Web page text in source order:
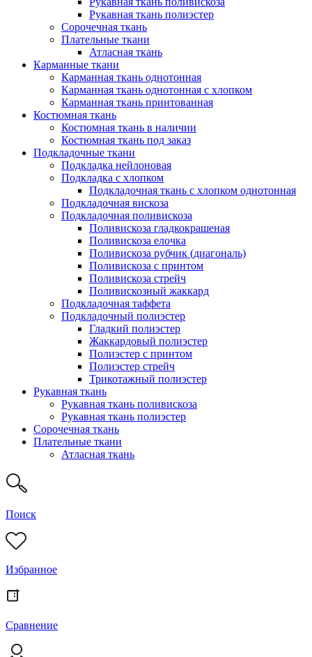
Рукавная ткань полиэстер
Сорочечная ткань
Плательные ткани
Атласная ткань
Карманные ткани
Карманная ткань однотонная
Карманная ткань однотонная с хлопком
Карманная ткань принтованная
Костюмная ткань
Костюмная ткань в наличии
Костюмная ткань под заказ
Подкладочные ткани
Подкладка нейлоновая
Подкладка с хлопком
Подкладочная ткань с хлопком однотонная
Подкладочная вискоза
Подкладочная поливискоза
Поливискоза гладкокрашеная
Поливискоза елочка
Поливискоза рубчик (диагональ)
Поливискоза с принтом
Поливискоза стрейч
Поливискозный жаккард
Подкладочная таффета
Подкладочный полиэстер
Гладкий полиэстер
Жаккардовый полиэстер
Полиэстер с принтом
Полиэстер стрейч
Трикотажный полиэстер
Рукавная ткань
Рукавная ткань поливискоза
Рукавная ткань полиэстер
Сорочечная ткань
Плательные ткани
Атласная ткань
Поиск
Избранное
Сравнение